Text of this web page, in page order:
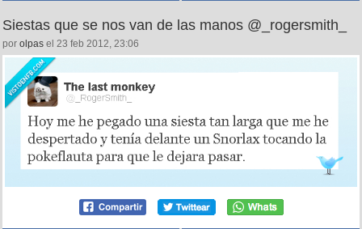
Siestas que se nos van de las manos @_rogersmith_
por olpas el 23 feb 2012, 23:06